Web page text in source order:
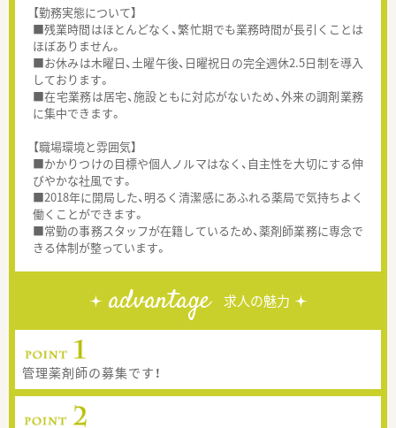
【勤務実態について】
■残業時間はほとんどなく、繁忙期でも業務時間が長引くことは
ほぼありません。
■お休みは木曜日、土曜午後、日曜祝日の完全週休2.5日制を導入
しております。
■在宅業務は居宅、施設ともに対応がないため、外来の調剤業務
に集中できます。
【職場環境と雰囲気】
■かかりつけの目標や個人ノルマはなく、自主性を大切にする伸
びやかな社風です。
■2018年に開局した、明るく清潔感にあふれる薬局で気持ちよく
働くことができます。
■常勤の事務スタッフが在籍しているため、薬剤師業務に専念で
きる体制が整っています。
advantage 求人の魅力
管理薬剤師の募集です！